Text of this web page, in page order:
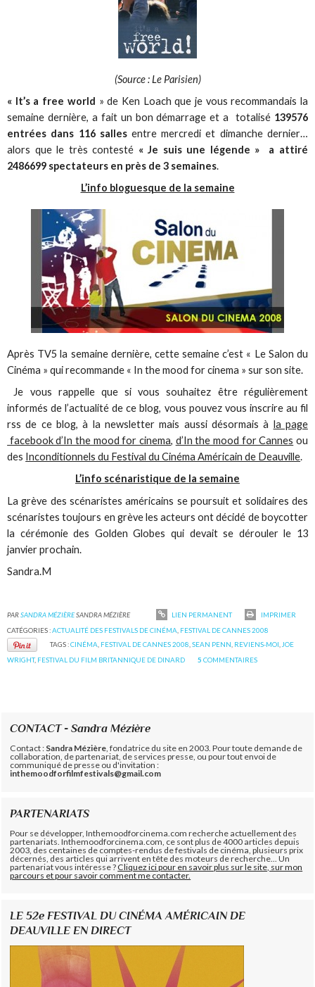
(Source : Le Parisien)
« It’s a free world » de Ken Loach que je vous recommandais la
semaine dernière, a fait un bon démarrage et a totalisé 139576
entrées dans 116 sallesentre mercredi et dimanche dernier…
alors que le très contesté « Je suis une légende » a attiré
2486699 spectateurs en près de 3 semaines.
L’info bloguesque de la semaine
Après TV5 la semaine dernière, cette semaine c’est « Le Salon du
Cinéma » qui recommande « In the mood for cinema » sur son site.
Je vous rappelle que si vous souhaitez être régulièrement
informés de l’actualité de ce blog, vous pouvez vous inscrire au fil
rss de ce blog, à la newsletter mais aussi désormais à la page
facebook d’In the mood for cinema, d’In the mood for Cannes ou
des Inconditionnels du Festival du Cinéma Américain de Deauville.
L’info scénaristique de la semaine
La grève des scénaristes américains se poursuit et solidaires des
scénaristes toujours en grève les acteurs ont décidé de boycotter
la cérémonie des Golden Globes qui devait se dérouler le 13
janvier prochain.
Sandra.M
PARSANDRA MÉZIÈRESANDRA MÉZIÈRE LIEN PERMANENT
IMPRIMER
CATÉGORIES :ACTUALITÉ DES FESTIVALS DE CINÉMA FESTIVAL DE CANNES 2008
TAGS :CINÉMA FESTIVAL DE CANNES 2008 ,SEAN PENN REVIENS-MOI JOE
WRIGHT, FESTIVAL DU FILM BRITANNIQUE DE DINARD 5 COMMENTAIRES
CONTACT - Sandra Mézière
Contact : Sandra Mézière , fondatrice du site en 2003. Pour toute demande de
collaboration, de partenariat, de services presse, ou pour tout envoi de
communiqué de presse ou d'invitation :
inthemoodforfilmfestivals@gmail.com
PARTENARIATS
Pour se développer, Inthemoodforcinema.com recherche actuellement des
partenariats. Inthemoodforcinema.com, ce sont plus de 4000 articles depuis
2003, des centaines de comptes-rendus de festivals de cinéma, plusieurs prix
décernés, des articles qui arrivent en tête des moteurs de recherche... Un
partenariat vous intéresse ?Cliquez ici pour en savoir plus sur le site, sur mon
parcours et pour savoir comment me contacter.
LE 52e FESTIVAL DU CINÉMA AMÉRICAIN DE
DEAUVILLE EN DIRECT